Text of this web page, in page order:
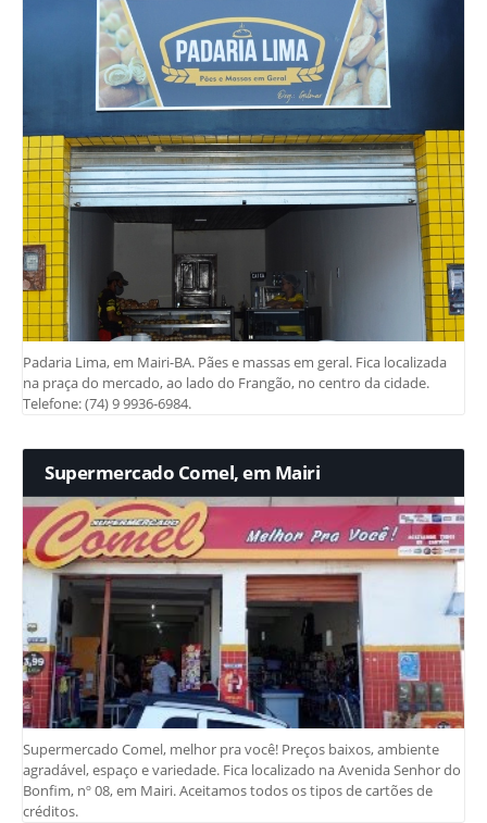
Padaria Lima, em Mairi-BA. Pães e massas em geral. Fica localizada
na praça do mercado, ao lado do Frangão, no centro da cidade.
Telefone: (74) 9 9936-6984.
Supermercado Comel, em Mairi
Supermercado Comel, melhor pra você! Preços baixos, ambiente
agradável, espaço e variedade. Fica localizado na Avenida Senhor do
Bonfim, nº 08, em Mairi. Aceitamos todos os tipos de cartões de
créditos.